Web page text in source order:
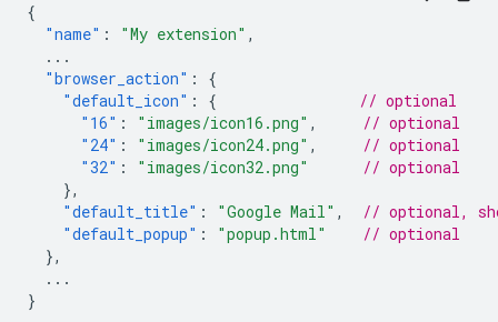
{
"name" : "My extension" ,
...
"browser_action" :
{
"default_icon" : {
// optional
"16" : "images/icon16.png" ,
// optional
"24" : "images/icon24.png" ,
// optional
"32" : "images/icon32.png"
// optional
},
"default_title" : "Google Mail" ,
// optional,
"default_popup" : "popup.html"
// optional
},
...
}